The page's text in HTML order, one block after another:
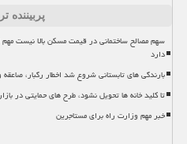
پربیننده
سهم مصالح ساختمانی در قیمت مسکن بالا نیست
دارد
بارندگی های تابستانی شروع شد اخطار رگبار، صاعقه و
تا کلید خانه ها تحویل نشود، طرح های حمایتی در
خبر مهم وزارت راه برای مستاجرین